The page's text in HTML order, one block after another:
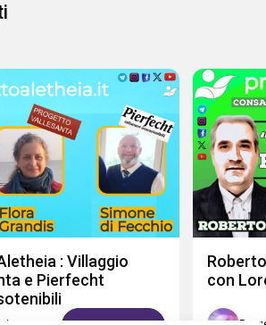
: Villaggio
e Pierfecht
con